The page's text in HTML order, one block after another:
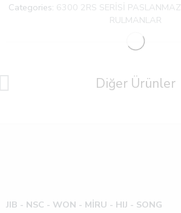
Categories: 6300 2RS SERİSİ PASLANMAZ
RULMANLAR
Diğer Ürünler
JIB - NSC - WON - MİRU - HIJ - SONG